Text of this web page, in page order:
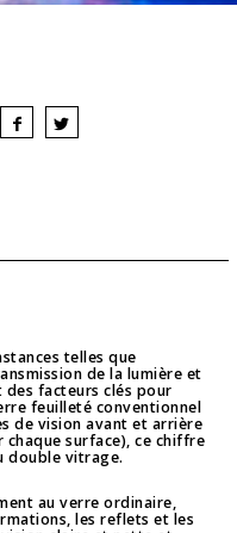
telles que
de la lumière et
facteurs clés pour
feuilleté conventionnel
de vision avant et arrière
surface), ce chiffre
double vitrage.
au verre ordinaire,
les reflets et les